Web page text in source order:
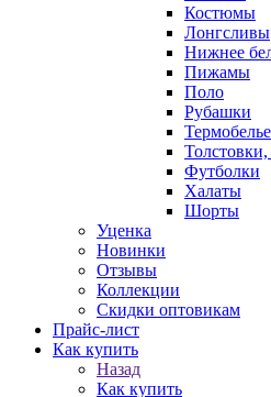
Костюмы
Лонгсливы
Нижнее
Пижамы
Поло
Рубашки
Термобелье
Футболки
Халаты
Шорты
Уценка
Новинки
Отзывы
Коллекции
Скидки оптовикам
Прайс-лист
Как купить
Назад
Как купить